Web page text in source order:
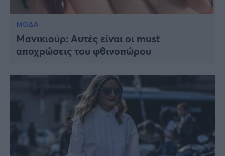
ΜΟΔΑ
Μανικιούρ: Αυτές είναι οι must
αποχρώσεις του φθινοπώρου